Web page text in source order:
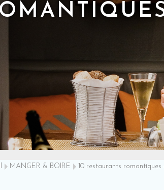
MANGER & BOIRE 10 restaurants romantiques